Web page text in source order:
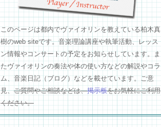
このページは都内でヴァイオリンを教えている柏木真
樹のweb siteです。音楽理論講座や執筆活動、レッス
ン情報やコンサートの予定をお知らせしています。ま
たヴァイオリンの奏法や体の使い方などの解説やコラ
ム、音楽日記（ブログ）などを載せています。ご意
見、ご質問やご相談などは、掲示板をお気軽にご利用
ください。